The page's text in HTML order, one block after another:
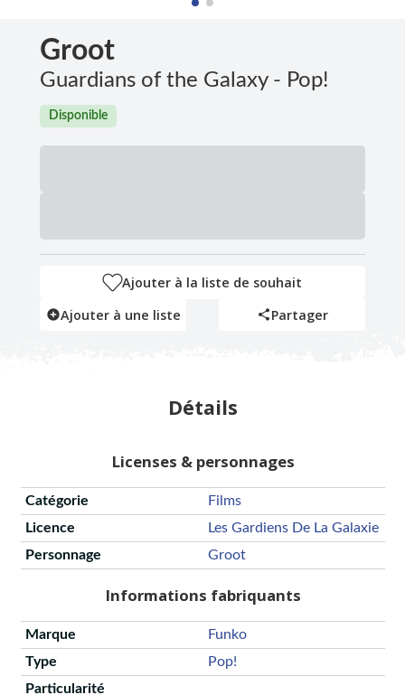
Groot
Guardians of the Galaxy - Pop!
Disponible
Ajouter à la liste de souhait
Ajouter à une liste
Partager
Détails
Licenses & personnages
Catégorie
Films
Licence
Les Gardiens De La Galaxie
Personnage
Groot
Informations fabriquants
Marque
Funko
Type
Pop!
Particularité